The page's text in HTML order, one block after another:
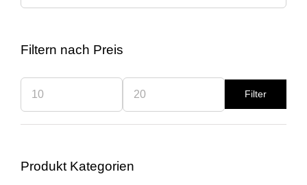
Filtern nach Preis
Preis
Preis
Filter
Produkt Kategorien